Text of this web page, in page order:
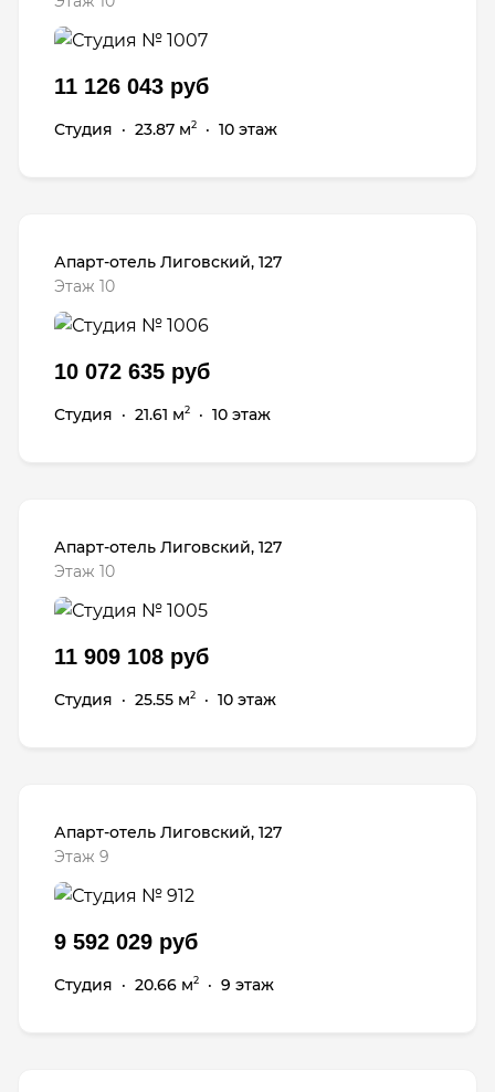
11 126 043 руб
Студия · 23.87 м2 · 10 этаж
Апарт-отель Лиговский, 127
Этаж 10
10 072 635 руб
Студия · 21.61 м2 · 10 этаж
Апарт-отель Лиговский, 127
Этаж 10
11 909 108 руб
Студия · 25.55 м2 · 10 этаж
Апарт-отель Лиговский, 127
Этаж 9
9 592 029 руб
Студия · 20.66 м2 · 9 этаж